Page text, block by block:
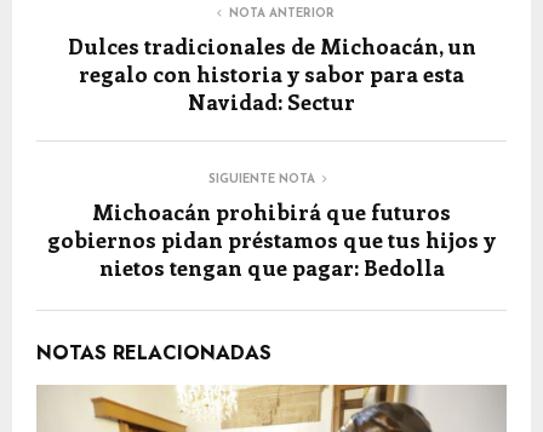
NOTA ANTERIOR
Dulces tradicionales de Michoacán, un
regalo con historia y sabor para esta
Navidad: Sectur
SIGUIENTE NOTA
Michoacán prohibirá que futuros
gobiernos pidan préstamos que tus hijos y
nietos tengan que pagar: Bedolla
NOTAS RELACIONADAS